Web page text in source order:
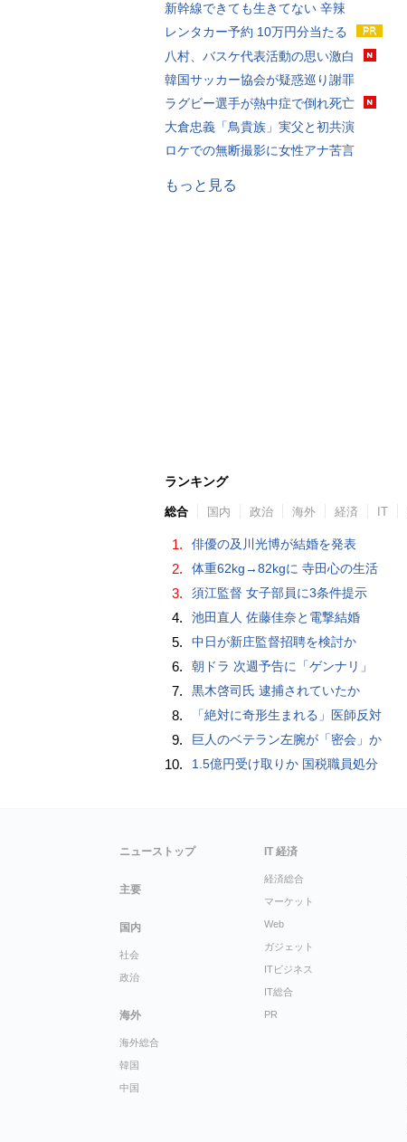
新幹線できても生きてない 辛辣
レンタカー予約 10万円分当たる
八村、バスケ代表活動の思い激白
韓国サッカー協会が疑惑巡り謝罪
ラグビー選手が熱中症で倒れ死亡
大倉忠義「鳥貴族」実父と初共演
ロケでの無断撮影に女性アナ苦言
もっと見る
ランキング
総合 国内 政治 海外 経済 IT
1. 俳優の及川光博が結婚を発表
2. 体重62kg→82kgに 寺田心の生活
3. 須江監督 女子部員に3条件提示
4. 池田直人 佐藤佳奈と電撃結婚
5. 中日が新庄監督招聘を検討か
6. 朝ドラ 次週予告に「ゲンナリ」
7. 黒木啓司氏 逮捕されていたか
8. 「絶対に奇形生まれる」医師反対
9. 巨人のベテラン左腕が「密会」か
10. 1.5億円受け取りか 国税職員処分
ニューストップ
主要
国内
社会
政治
海外
海外総合
韓国
中国
IT 経済
経済総合
マーケット
Web
ガジェット
ITビジネス
IT総合
PR